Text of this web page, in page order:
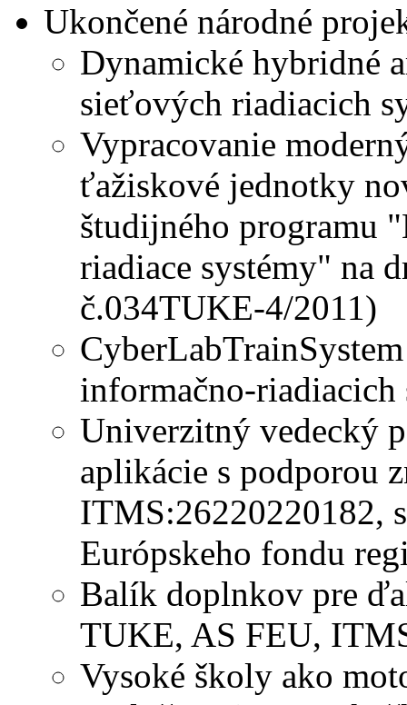
Ukončené národné
Dynamické hybridné
sieťových riadiacich
Vypracovanie
ťažiskové jednotky
študijného programu
riadiace systémy" na
č.034TUKE-4/2011)
informačno-
Univerzitný vedecký
aplikácie s podporou
ITMS:26220220182,
Európskeho fondu
Balík doplnkov pre
TUKE, AS FEU,
Vysoké školy ako